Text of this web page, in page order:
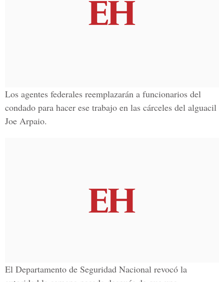
Los agentes federales reemplazarán a funcionarios del
condado para hacer ese trabajo en las cárceles del alguacil
Joe Arpaio.
El Departamento de Seguridad Nacional revocó la